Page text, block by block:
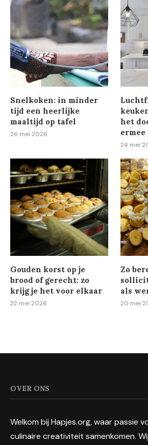
Snelkoken: in minder
tijd een heerlijke
maaltijd op tafel
26 mei 2026
het
24 mei
Gouden korst op je
brood of gerecht: zo
krijg je het voor elkaar
22 mei 2026
Zo
als
20 mei
OVER ONS
Welkom bij Hapjes.org, waar passie
culinaire creativiteit samenkomen.